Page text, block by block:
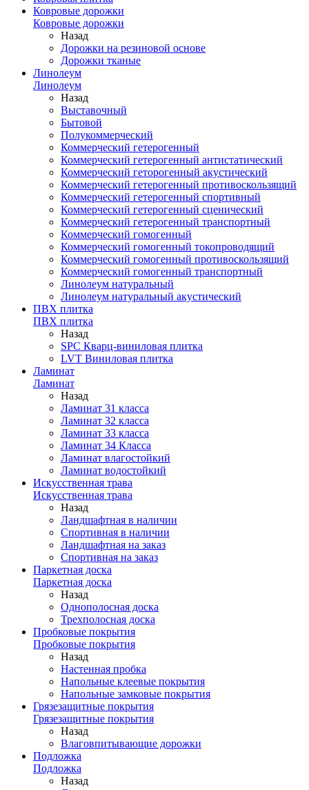
Ковровые дорожки
Ковровые дорожки
Назад
Дорожки на резиновой основе
Дорожки тканые
Линолеум
Линолеум
Назад
Выставочный
Бытовой
Полукоммерческий
Коммерческий гетерогенный
Коммерческий гетерогенный антистатический
Коммерческий геторогенный акустический
Коммерческий гетерогенный противоскользящий
Коммерческий гетерогенный спортивный
Коммерческий гетерогенный сценический
Коммерческий гетерогенный транспортный
Коммерческий гомогенный
Коммерческий гомогенный токопроводящий
Коммерческий гомогенный противоскользящий
Коммерческий гомогенный транспортный
Линолеум натуральный
Линолеум натуральный акустический
ПВХ плитка
ПВХ плитка
Назад
SPC Кварц-виниловая плитка
LVT Виниловая плитка
Ламинат
Ламинат
Назад
Ламинат 31 класса
Ламинат 32 класса
Ламинат 33 класса
Ламинат 34 Класса
Ламинат влагостойкий
Ламинат водостойкий
Искусственная трава
Искусственная трава
Назад
Ландшафтная в наличии
Спортивная в наличии
Ландшафтная на заказ
Спортивная на заказ
Паркетная доска
Паркетная доска
Назад
Однополосная доска
Трехполосная доска
Пробковые покрытия
Пробковые покрытия
Назад
Настенная пробка
Напольные клеевые покрытия
Напольные замковые покрытия
Грязезащитные покрытия
Грязезащитные покрытия
Назад
Влаговпитывающие дорожки
Подложка
Подложка
Назад